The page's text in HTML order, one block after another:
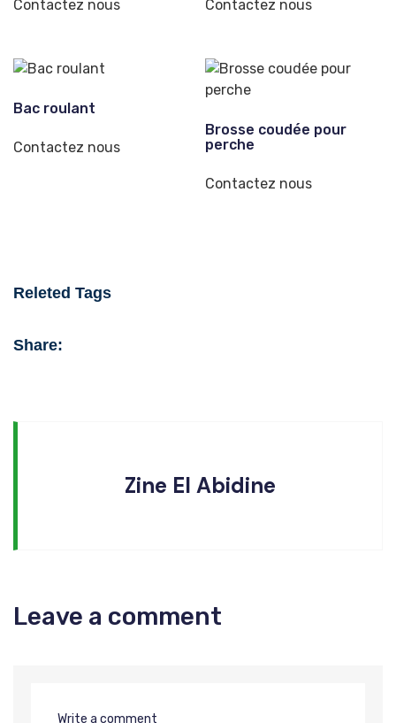
Contactez nous Contactez nous
Bac roulant
Contactez nous
Brosse coudée pour
perche
Contactez nous
Releted Tags
Share:
Zine El Abidine
Leave a comment